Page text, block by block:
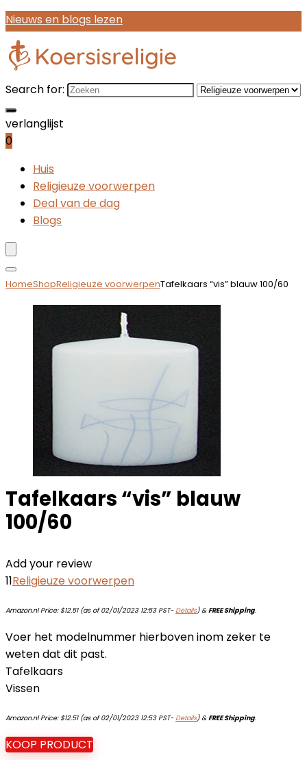
Nieuws en blogs lezen
Search for:
verlanglijst
0
Huis
Religieuze voorwerpen
Deal van de dag
Blogs
HomeShopReligieuze voorwerpenTafelkaars “vis” blauw 100/60
Tafelkaars “vis” blauw
100/60
Add your review
11Religieuze voorwerpen
Amazon.nl Price: $12.51(as of 02/01/2023 12:53 PST-Details)&FREE Shipping.
Voer het modelnummer hierboven inom zeker te
weten dat dit past.
Tafelkaars
Vissen
Amazon.nl Price: $12.51(as of 02/01/2023 12:53 PST-Details)&FREE Shipping.
KOOP PRODUCT